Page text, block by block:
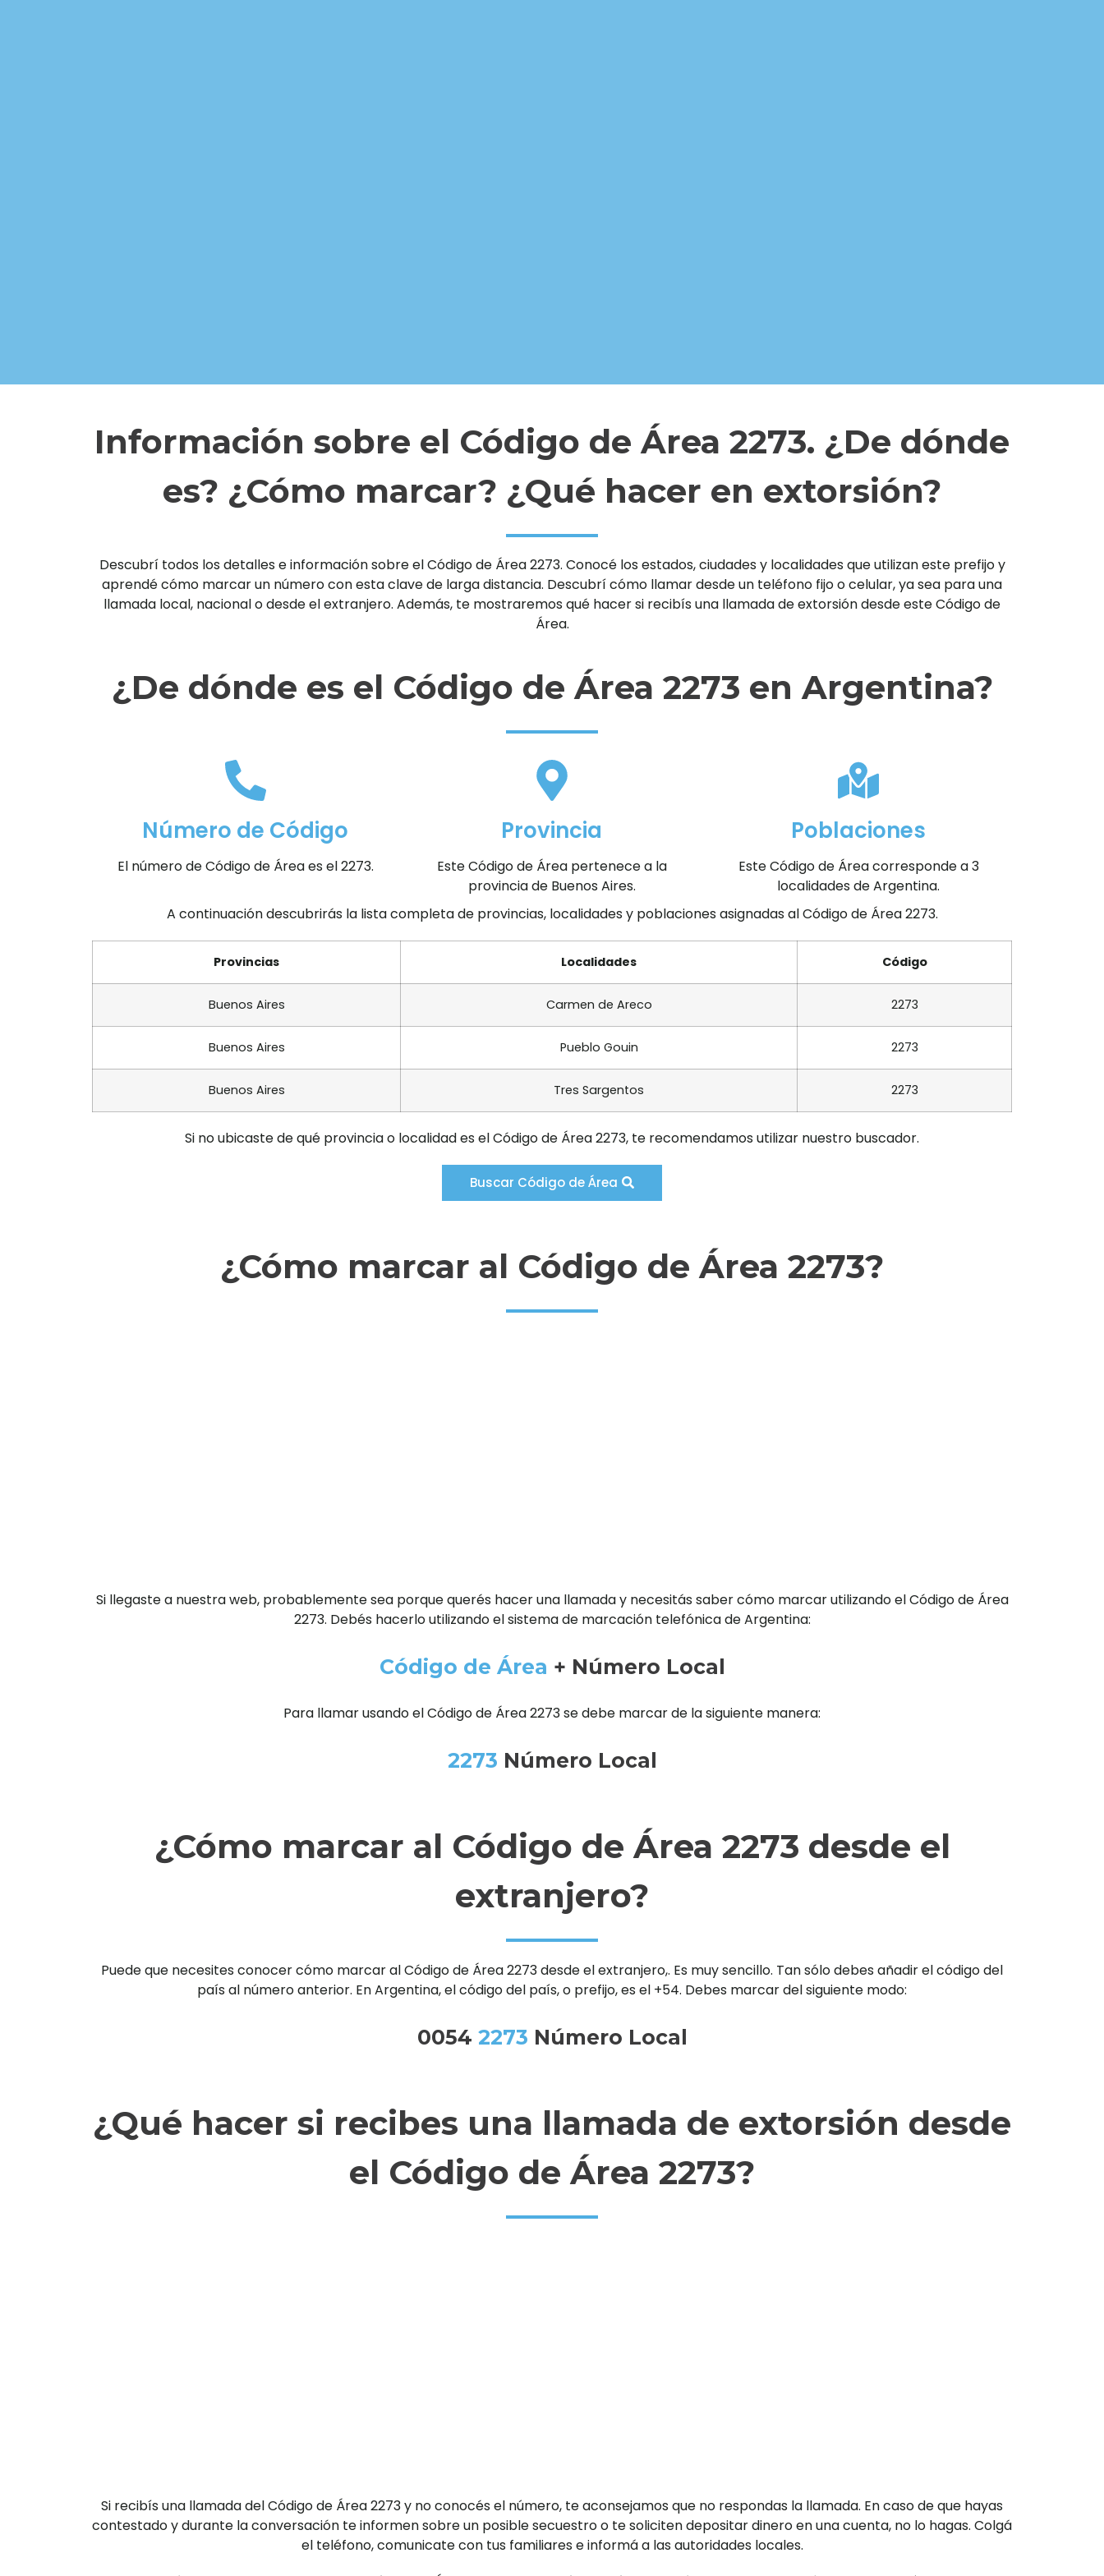
Información sobre el Código de Área 2273. ¿De dónde
es? ¿Cómo marcar? ¿Qué hacer en extorsión?
Descubrí todos los detalles e información sobre el Código de Área 2273. Conocé los estados, ciudades y localidades que utilizan este prefijo y
aprendé cómo marcar un número con esta clave de larga distancia. Descubrí cómo llamar desde un teléfono fijo o celular, ya sea para una
llamada local, nacional o desde el extranjero. Además, te mostraremos qué hacer si recibís una llamada de extorsión desde este Código de
Área.
¿De dónde es el Código de Área 2273 en Argentina?
Número de Código
El número de Código de Área es el 2273.
Provincia
Este Código de Área pertenece a la
provincia de Buenos Aires.
Poblaciones
Este Código de Área corresponde a 3
localidades de Argentina.
A continuación descubrirás la lista completa de provincias, localidades y poblaciones asignadas al Código de Área 2273.
Provincias Localidades Código
Buenos Aires Carmen de Areco 2273
Buenos Aires Pueblo Gouin 2273
Buenos Aires Tres Sargentos 2273
Si no ubicaste de qué provincia o localidad es el Código de Área 2273, te recomendamos utilizar nuestro buscador.
Buscar Código de Área
¿Cómo marcar al Código de Área 2273?
Si llegaste a nuestra web, probablemente sea porque querés hacer una llamada y necesitás saber cómo marcar utilizando el Código de Área
2273. Debés hacerlo utilizando el sistema de marcación telefónica de Argentina:
Código de Área + Número Local
Para llamar usando el Código de Área 2273 se debe marcar de la siguiente manera:
2273 Número Local
¿Cómo marcar al Código de Área 2273 desde el
extranjero?
Puede que necesites conocer cómo marcar al Código de Área 2273 desde el extranjero,. Es muy sencillo. Tan sólo debes añadir el código del
país al número anterior. En Argentina, el código del país, o prefijo, es el +54. Debes marcar del siguiente modo:
0054 2273 Número Local
¿Qué hacer si recibes una llamada de extorsión desde
el Código de Área 2273?
Si recibís una llamada del Código de Área 2273 y no conocés el número, te aconsejamos que no respondas la llamada. En caso de que hayas
contestado y durante la conversación te informen sobre un posible secuestro o te soliciten depositar dinero en una cuenta, no lo hagas. Colgá
el teléfono, comunicate con tus familiares e informá a las autoridades locales.